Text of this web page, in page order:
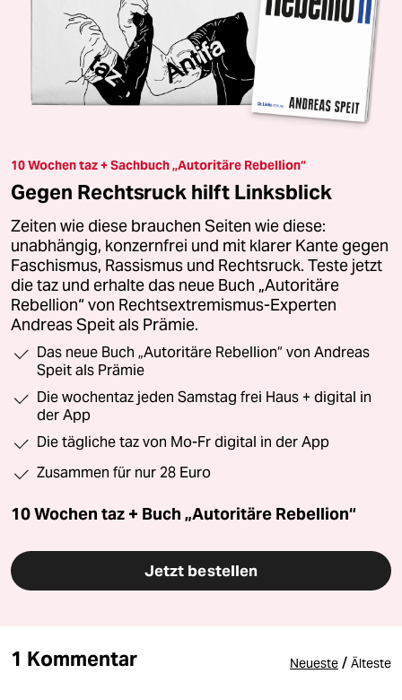
10 Wochen taz + Sachbuch „Autoritäre Rebellion“
Gegen Rechtsruck hilft Linksblick
Zeiten wie diese brauchen Seiten wie diese:
unabhängig, konzernfrei und mit klarer Kante gegen
Faschismus, Rassismus und Rechtsruck. Teste jetzt
die taz und erhalte das neue Buch „Autoritäre
Rebellion“ von Rechtsextremismus-Experten
Andreas Speit als Prämie.
Das neue Buch „Autoritäre Rebellion“ von Andreas
Speit als Prämie
Die wochentaz jeden Samstag frei Haus + digital in
der App
Die tägliche taz von Mo-Fr digital in der App
Zusammen für nur 28 Euro
10 Wochen taz + Buch „Autoritäre Rebellion“
Jetzt bestellen
1 Kommentar Neueste / Älteste